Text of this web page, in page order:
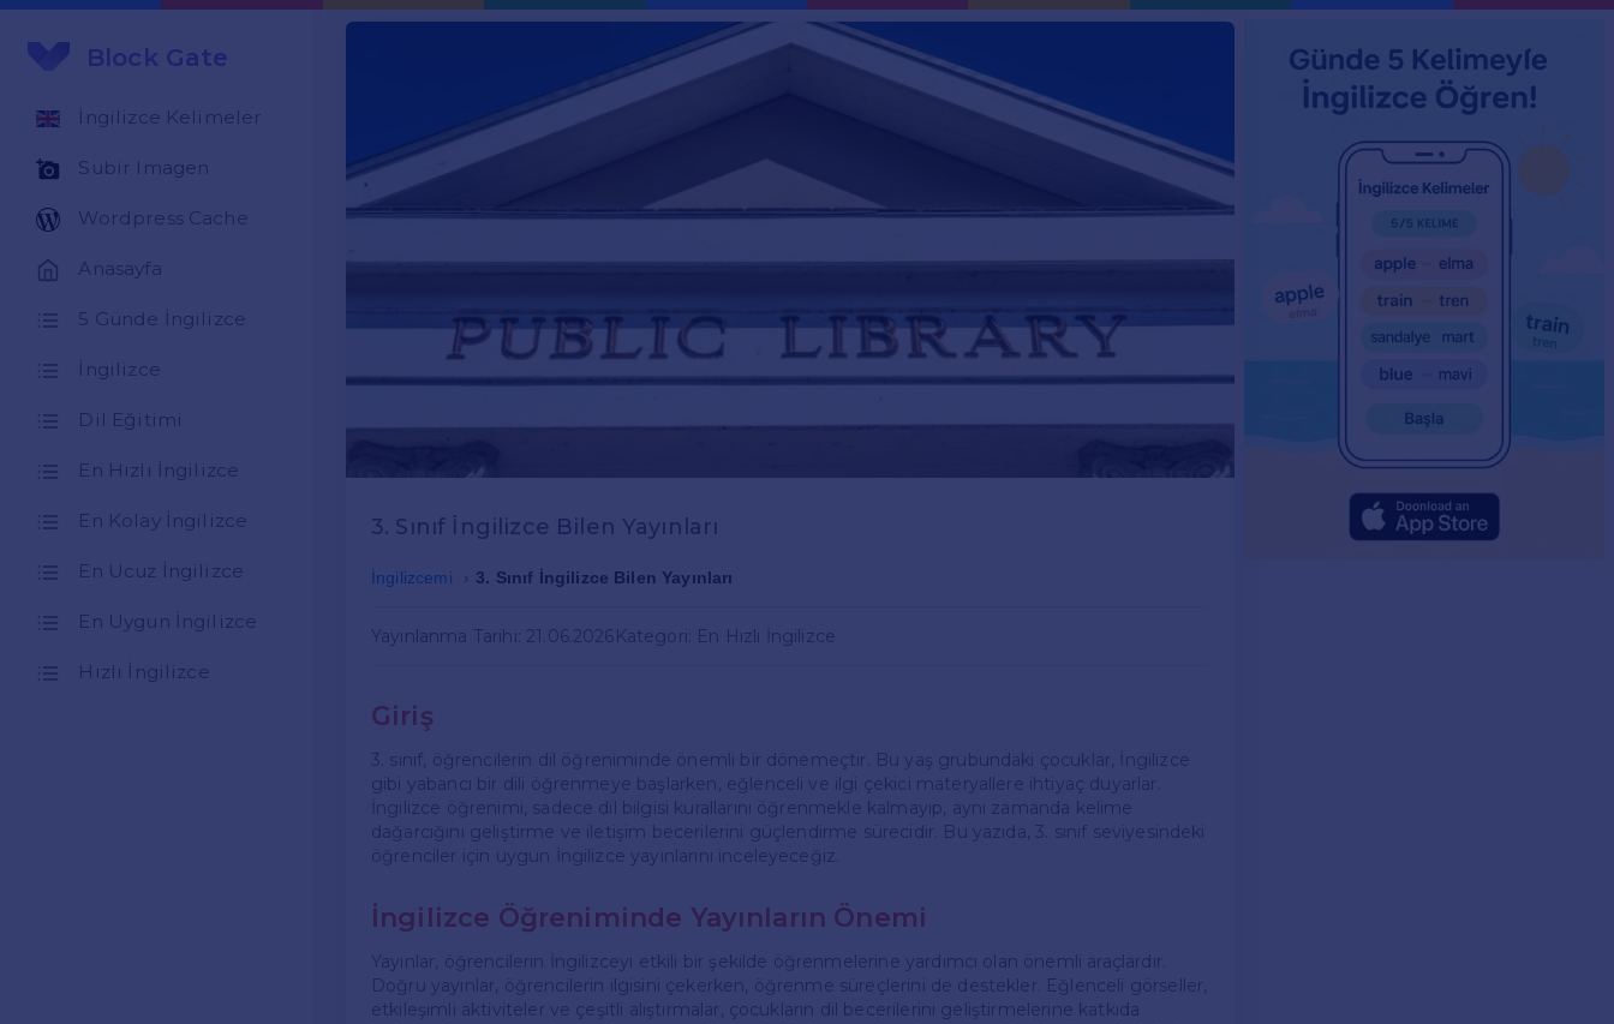
Block Gate
İngilizce Kelimeler
Subir Imagen
Wordpress Cache
Anasayfa
5 Günde İngilizce
İngilizce
Dil Eğitimi
En Hızlı İngilizce
En Kolay İngilizce
En Ucuz İngilizce
En Uygun İngilizce
Hızlı İngilizce
3. Sınıf İngilizce Bilen Yayınları
İngilizcemi 3. Sınıf İngilizce Bilen Yayınları
Yayınlanma Tarihi: 21.06.2026 Kategori: En Hızlı İngilizce
Giriş
3. sınıf, öğrencilerin dil öğreniminde önemli bir dönemeçtir. Bu yaş grubundaki çocuklar, İngilizce
gibi yabancı bir dili öğrenmeye başlarken, eğlenceli ve ilgi çekici materyallere ihtiyaç duyarlar.
İngilizce öğrenimi, sadece dil bilgisi kurallarını öğrenmekle kalmayıp, aynı zamanda kelime
dağarcığını geliştirme ve iletişim becerilerini güçlendirme sürecidir. Bu yazıda, 3. sınıf seviyesindeki
öğrenciler için uygun İngilizce yayınlarını inceleyeceğiz.
İngilizce Öğreniminde Yayınların Önemi
Yayınlar, öğrencilerin İngilizceyi etkili bir şekilde öğrenmelerine yardımcı olan önemli araçlardır.
Doğru yayınlar, öğrencilerin ilgisini çekerken, öğrenme süreçlerini de destekler. Eğlenceli görseller,
etkileşimli aktiviteler ve çeşitli alıştırmalar, çocukların dil becerilerini geliştirmelerine katkıda